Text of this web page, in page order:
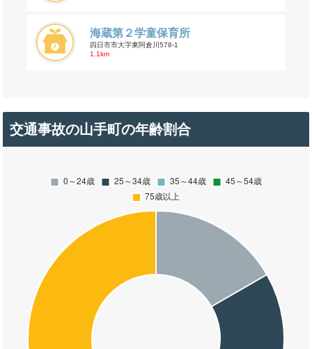
海蔵第２学童保育所
四日市市大字東阿倉川578-1
1.1km
交通事故の山手町の年齢割合